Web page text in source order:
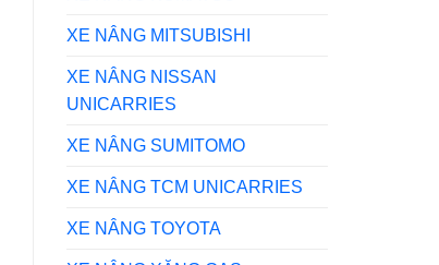
XE NÂNG MITSUBISHI
XE NÂNG NISSAN
UNICARRIES
XE NÂNG SUMITOMO
XE NÂNG TCM UNICARRIES
XE NÂNG TOYOTA